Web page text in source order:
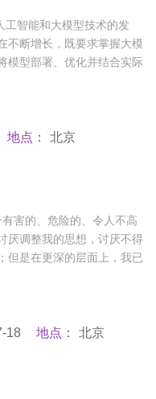
工智能和大模型技术的发
不断增长，既要求掌握大模
模型部署、优化并结合实际
地点： 北京
害的、危险的、令人不高
厌调整我的思想，讨厌不得
但是在更深的层面上，我已
18 地点： 北京